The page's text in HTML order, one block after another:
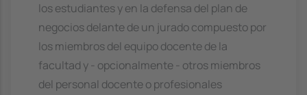
los estudiantes y en la defensa del plan de
negocios delante de un jurado compuesto por
los miembros del equipo docente de la
facultad y - opcionalmente - otros miembros
del personal docente o profesionales